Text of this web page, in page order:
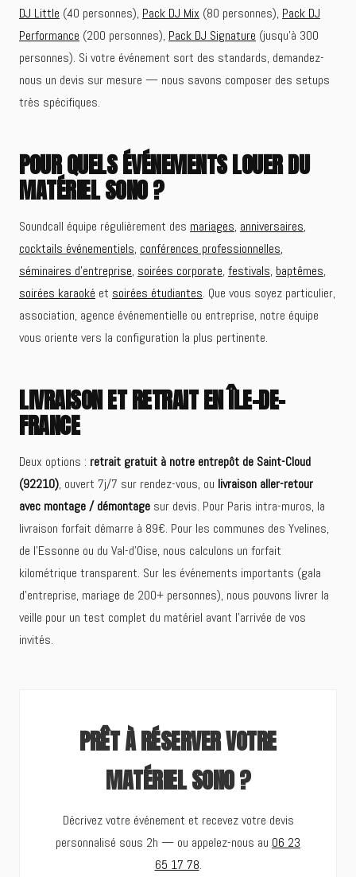
DJ Little (40 personnes), Pack DJ Mix (80 personnes), Pack DJ
Performance (200 personnes), Pack DJ Signature (jusqu'à 300
personnes). Si votre événement sort des standards, demandez-
nous un devis sur mesure — nous savons composer des setups
très spécifiques.
POUR QUELS ÉVÉNEMENTS LOUER DU
MATÉRIEL SONO ?
Soundcall équipe régulièrement des mariages, anniversaires,
cocktails événementiels, conférences professionnelles,
séminaires d'entreprise, soirées corporate, festivals, baptêmes,
soirées karaoké et soirées étudiantes. Que vous soyez particulier,
association, agence événementielle ou entreprise, notre équipe
vous oriente vers la configuration la plus pertinente.
LIVRAISON ET RETRAIT EN ÎLE-DE-
FRANCE
Deux options : retrait gratuit à notre entrepôt de Saint-Cloud
(92210), ouvert 7j/7 sur rendez-vous, ou livraison aller-retour
avec montage / démontage sur devis. Pour Paris intra-muros, la
livraison forfait démarre à 89€. Pour les communes des Yvelines,
de l'Essonne ou du Val-d'Oise, nous calculons un forfait
kilométrique transparent. Sur les événements importants (gala
d'entreprise, mariage de 200+ personnes), nous pouvons livrer la
veille pour un test complet du matériel avant l'arrivée de vos
invités.
PRÊT À RÉSERVER VOTRE
MATÉRIEL SONO ?
Décrivez votre événement et recevez votre devis
personnalisé sous 2h — ou appelez-nous au 06 23
65 17 78.